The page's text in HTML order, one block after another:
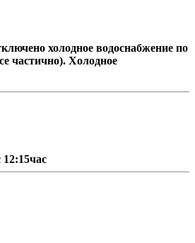
холодное водоснабжение по
частично). Холодное
12:15час